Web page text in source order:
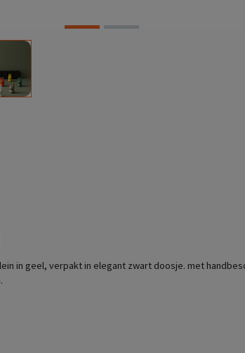
in geel, verpakt in elegant zwart doosje. met